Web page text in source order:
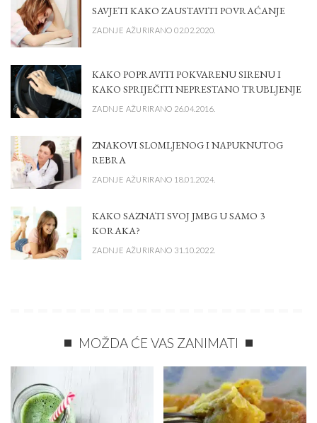
SAVJETI KAKO ZAUSTAVITI POVRAĆANJE
ZADNJE AŽURIRANO 02.02.2020.
KAKO POPRAVITI POKVARENU SIRENU I
KAKO SPRIJEČITI NEPRESTANO TRUBLJENJE
ZADNJE AŽURIRANO 26.04.2016.
ZNAKOVI SLOMLJENOG I NAPUKNUTOG
REBRA
ZADNJE AŽURIRANO 18.01.2024.
KAKO SAZNATI SVOJ JMBG U SAMO 3
KORAKA?
ZADNJE AŽURIRANO 31.10.2022.
MOŽDA ĆE VAS ZANIMATI